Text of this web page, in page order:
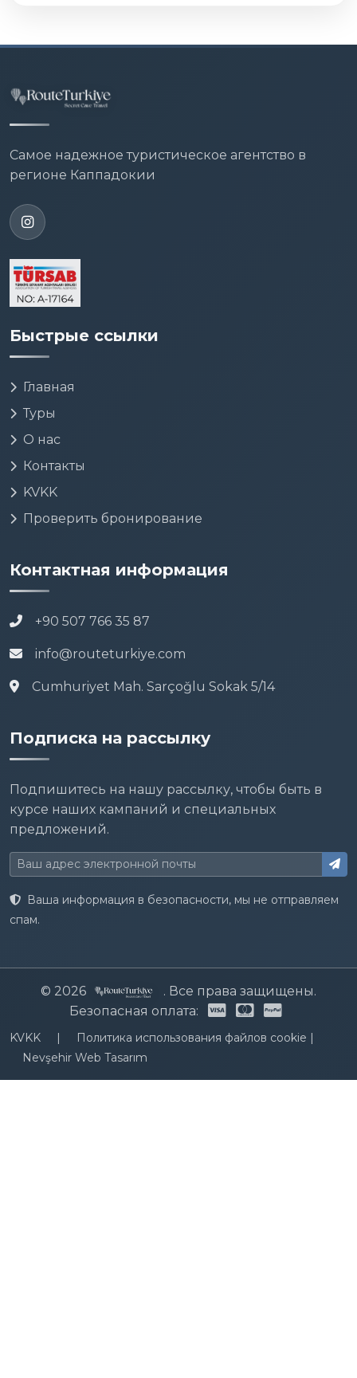
Самое надежное туристическое агентство в
регионе Каппадокии
Быстрые ссылки
Главная
Туры
О нас
Контакты
KVKK
Проверить бронирование
Контактная информация
+90 507 766 35 87
info@routeturkiye.com
Cumhuriyet Mah. Sarçoğlu Sokak 5/14
Подписка на рассылку
Подпишитесь на нашу рассылку, чтобы быть в
курсе наших кампаний и специальных
предложений.
Ваша информация в безопасности, мы не отправляем
спам.
© 2026
. Все права защищены.
Безопасная оплата:
KVKK | Политика использования файлов cookie |
Nevşehir Web Tasarım